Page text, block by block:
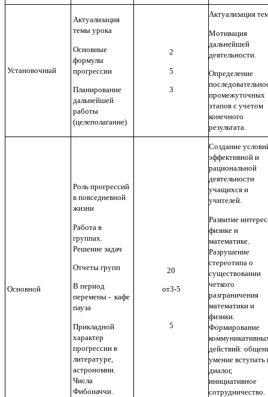
Установочный
Актуализация
темы урока
Основные
формулы
прогрессии
Планирование
дальнейшей
работы
(целеполагание)
2
5
3
Актуализация
Мотивация
дальнейшей
деятельности.
Определение
промежуточных
этапов с учетом
конечного
результата.
Основной
Роль прогрессий
в повседневной
жизни
Работа в
группах.
Решение задач
Отчеты групп
В период
перемены - кафе
пауза
Прикладной
характер
прогрессии в
литературе,
астрономии.
Числа
Фибоначчи.
20
от3-5
5
Создание
эффективной и
рациональной
деятельности
учащихся и
учителей.
Развитие
физике и
математике.
Разрушение
стереотипа о
существовании
четкого
разграничения
математики и
физики.
Формирование
действий:
умение вступать
диалог,
инициативное
сотрудничество.